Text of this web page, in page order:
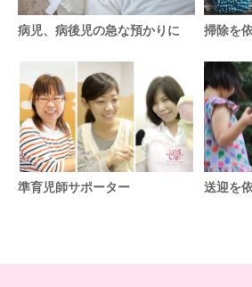
病児、病後児の急な預かりに 掃除を
準育児師サポーター 送迎を